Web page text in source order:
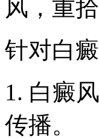
风，重
针对白
1. 白癜
传播。